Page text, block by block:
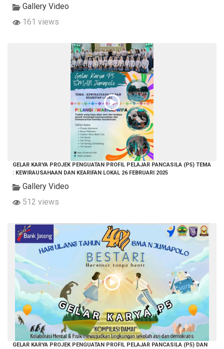
Gallery Video
161 views
GELAR KARYA PROJEK PENGUATAN PROFIL PELAJAR PANCASILA (P5) TEMA
: KEWIRAUSAHAAN DAN KEARIFAN LOKAL 26 FEBRUARI 2025
Gallery Video
512 views
GELAR KARYA PROJEK PENGUATAN PROFIL PELAJAR PANCASILA (P5) DAN